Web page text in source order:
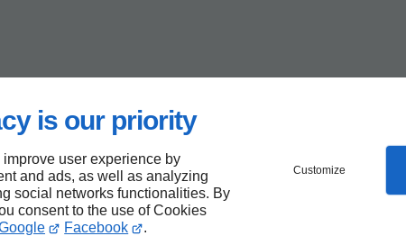
is our priority
user experience by
and ads, as well as analyzing
social networks functionalities. By
consent to the use of Cookies
Facebook .
Customize